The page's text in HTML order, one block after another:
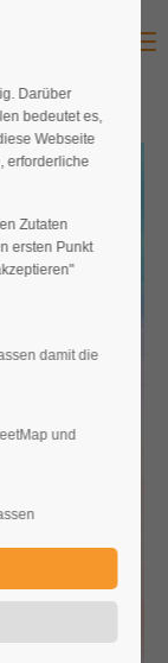
Darüber
bedeutet es,
Webseite
erforderliche
Zutaten
ersten Punkt
damit die
und